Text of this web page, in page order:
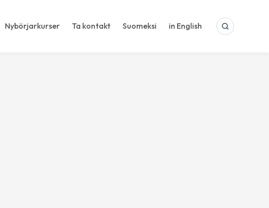
Nybörjarkurser Ta kontakt Suomeksi in English SEARCH